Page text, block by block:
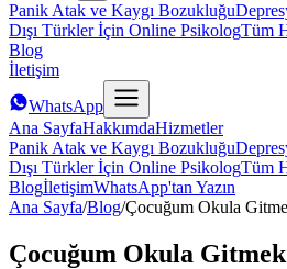
Panik Atak ve Kaygı Bozukluğu
Dışı Türkler İçin Online PsikologTüm
Blog
İletişim
WhatsApp
Ana SayfaHakkımdaHizmetler
Panik Atak ve Kaygı Bozukluğu
Dışı Türkler İçin Online PsikologTüm
BlogİletişimWhatsApp'tan Yazın
Ana Sayfa/Blog/Çocuğum Okula
Çocuğum Okula